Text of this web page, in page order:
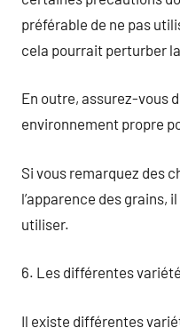
préférable de ne pas
cela pourrait perturber
En outre, assurez-vous
environnement propre
Si vous remarquez des
l’apparence des grains,
utiliser.
6. Les différentes
Il existe différentes